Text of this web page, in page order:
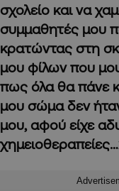
σχολείο και να
συμμαθητές μου
κρατώντας στη
μου φίλων που
πως όλα θα πάνε
μου σώμα δεν
μου, αφού είχε